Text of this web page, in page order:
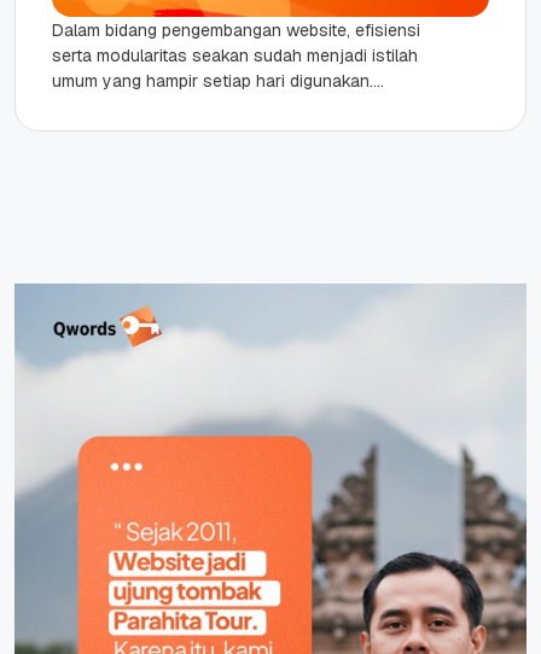
Dalam bidang pengembangan website, efisiensi
serta modularitas seakan sudah menjadi istilah
umum yang hampir setiap hari digunakan.
kode yang...